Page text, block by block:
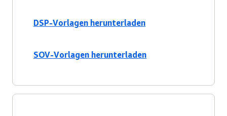
DSP-Vorlagen herunterladen
SOV-Vorlagen herunterladen